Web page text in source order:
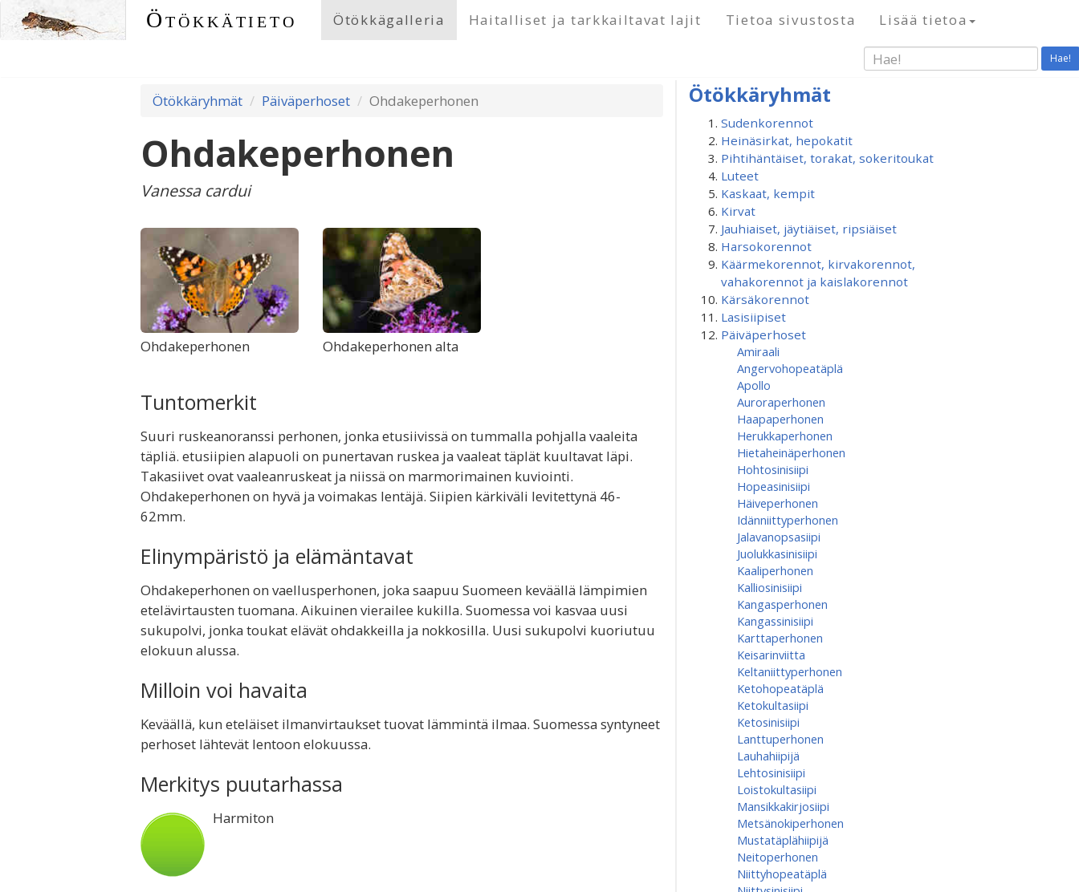
Ötökkätieto Ötökkägalleria Haitalliset ja tarkkailtavat lajit Tietoa sivustosta Lisää tietoa
Hae!
Ötökkäryhmät Päiväperhoset Ohdakeperhonen
Ohdakeperhonen
Vanessa cardui
Ohdakeperhonen Ohdakeperhonen alta
Tuntomerkit
Suuri ruskeanoranssi perhonen, jonka etusiivissä on tummalla pohjalla vaaleita
täpliä. etusiipien alapuoli on punertavan ruskea ja vaaleat täplät kuultavat läpi.
Takasiivet ovat vaaleanruskeat ja niissä on marmorimainen kuviointi.
Ohdakeperhonen on hyvä ja voimakas lentäjä. Siipien kärkiväli levitettynä 46-
62mm.
Elinympäristö ja elämäntavat
Ohdakeperhonen on vaellusperhonen, joka saapuu Suomeen keväällä lämpimien
etelävirtausten tuomana. Aikuinen vierailee kukilla. Suomessa voi kasvaa uusi
sukupolvi, jonka toukat elävät ohdakkeilla ja nokkosilla. Uusi sukupolvi kuoriutuu
elokuun alussa.
Milloin voi havaita
Keväällä, kun eteläiset ilmanvirtaukset tuovat lämmintä ilmaa. Suomessa syntyneet
perhoset lähtevät lentoon elokuussa.
Merkitys puutarhassa
Harmiton
Ötökkäryhmät
Sudenkorennot
Heinäsirkat, hepokatit
Pihtihäntäiset, torakat, sokeritoukat
Luteet
Kaskaat, kempit
Kirvat
Jauhiaiset, jäytiäiset, ripsiäiset
Harsokorennot
Käärmekorennot, kirvakorennot,
vahakorennot ja kaislakorennot
Kärsäkorennot
Lasisiipiset
Päiväperhoset
Amiraali
Angervohopeatäplä
Apollo
Auroraperhonen
Haapaperhonen
Herukkaperhonen
Hietaheinäperhonen
Hohtosinisiipi
Hopeasinisiipi
Häiveperhonen
Idänniittyperhonen
Jalavanopsasiipi
Juolukkasinisiipi
Kaaliperhonen
Kalliosinisiipi
Kangasperhonen
Kangassinisiipi
Karttaperhonen
Keisarinviitta
Keltaniittyperhonen
Ketohopeatäplä
Ketokultasiipi
Ketosinisiipi
Lanttuperhonen
Lauhahiipijä
Lehtosinisiipi
Loistokultasiipi
Mansikkakirjosiipi
Metsänokiperhonen
Mustatäplähiipijä
Neitoperhonen
Niittyhopeatäplä